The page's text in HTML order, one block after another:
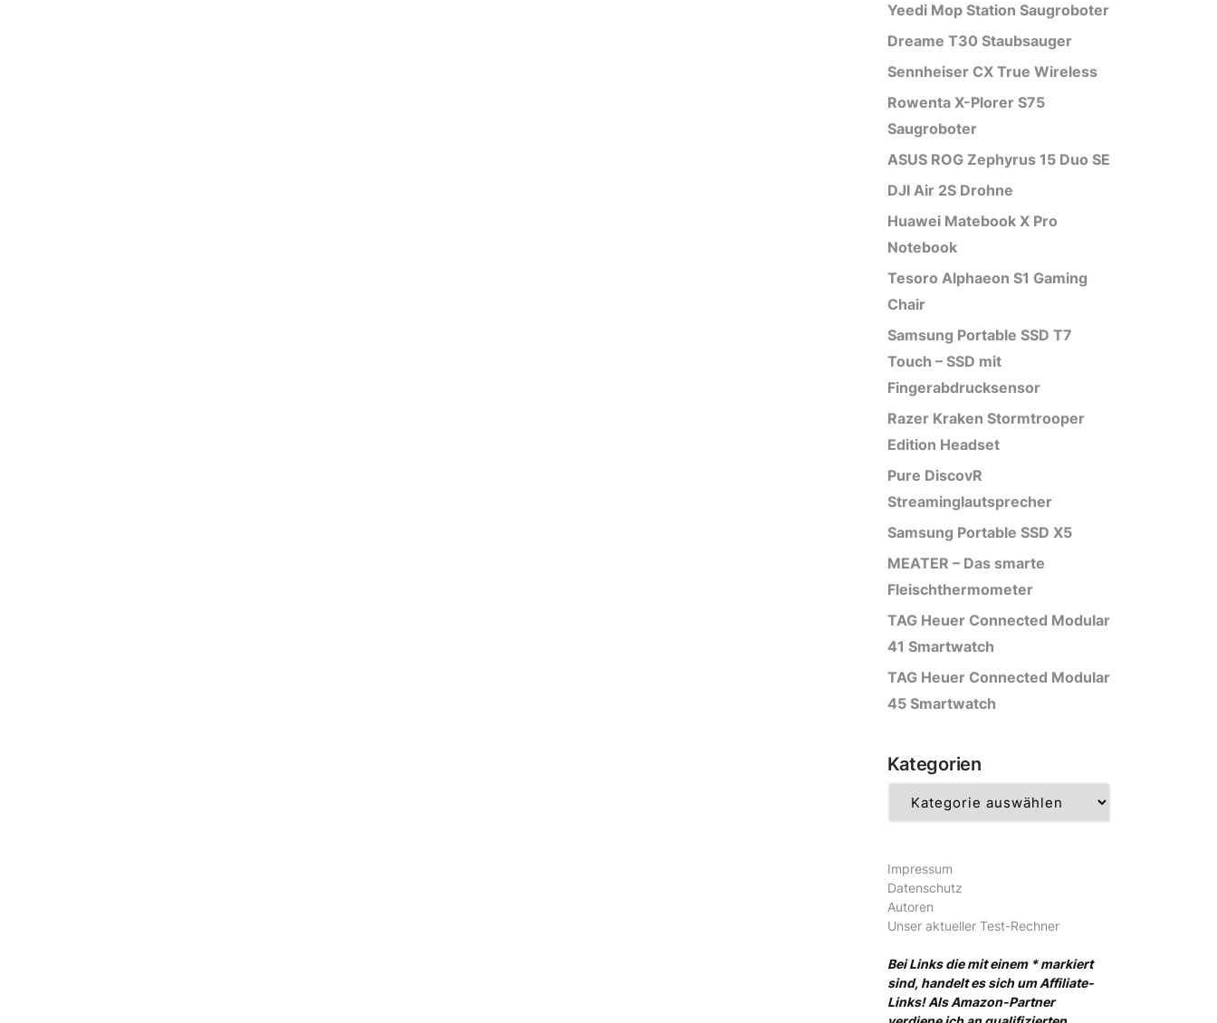
Yeedi Mop Station Saugroboter
Dreame T30 Staubsauger
Sennheiser CX True Wireless
Rowenta X-Plorer S75
Saugroboter
ASUS ROG Zephyrus 15 Duo SE
DJI Air 2S Drohne
Huawei Matebook X Pro
Notebook
Tesoro Alphaeon S1 Gaming
Chair
Samsung Portable SSD T7
Touch – SSD mit
Fingerabdrucksensor
Razer Kraken Stormtrooper
Edition Headset
Pure DiscovR
Streaminglautsprecher
Samsung Portable SSD X5
MEATER – Das smarte
Fleischthermometer
TAG Heuer Connected Modular
41 Smartwatch
TAG Heuer Connected Modular
45 Smartwatch
Kategorien
Impressum
Datenschutz
Autoren
Unser aktueller Test-Rechner
Bei Links die mit einem * markiert
sind, handelt es sich um Affiliate-
Links! Als Amazon-Partner